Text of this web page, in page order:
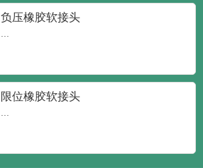
负压橡胶软接头
...
限位橡胶软接头
...
润泰达-KXT型可曲挠橡胶接头 柔性
减震橡胶软接头
润泰达-JGD可曲挠橡胶接头 耐高温
头又叫做橡胶管软接...